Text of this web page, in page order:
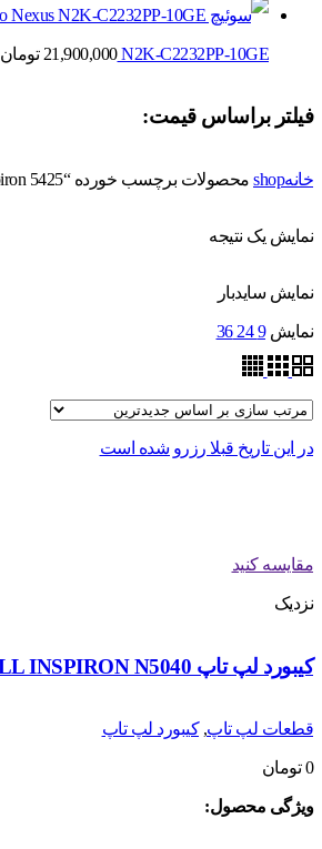
N2K-C2232PP-10GE
21,900,000 تومان
فیلتر براساس قیمت:
خانهshop محصولات برچسب خورده “DELL Inspiron 5425”
نمایش یک نتیجه
نمایش سایدبار
نمایش 9
24
36
در این تاریخ قبلا رزرو شده است
مقایسه کنید
نزدیک
کیبورد لپ تاپ DELL INSPIRON N5040
قطعات لپ تاپ,کیبورد لپ تاپ
0 تومان
ویژگی محصول: